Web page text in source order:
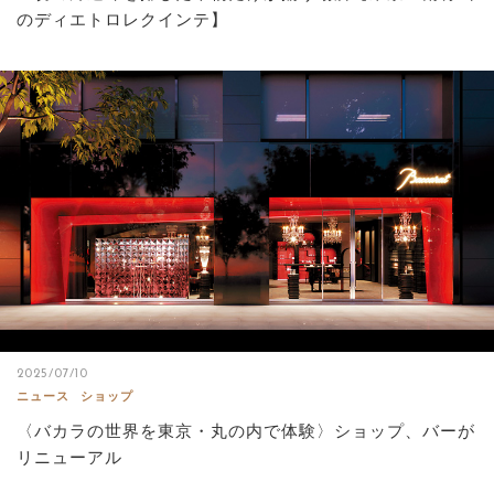
のディエトロレクインテ】
2025/07/10
ニュース
ショップ
〈バカラの世界を東京・丸の内で体験〉ショップ、バーが
リニューアル